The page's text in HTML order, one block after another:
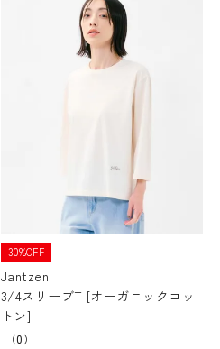
30%OFF
Jantzen
3/4スリーブT [オーガニックコッ
トン]
（0）